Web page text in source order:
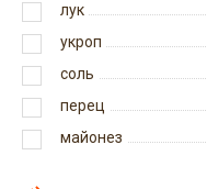
лук
укроп
соль
перец
майонез